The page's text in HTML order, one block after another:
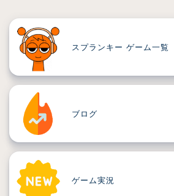
スプランキー ゲーム一覧
ブログ
ゲーム実況